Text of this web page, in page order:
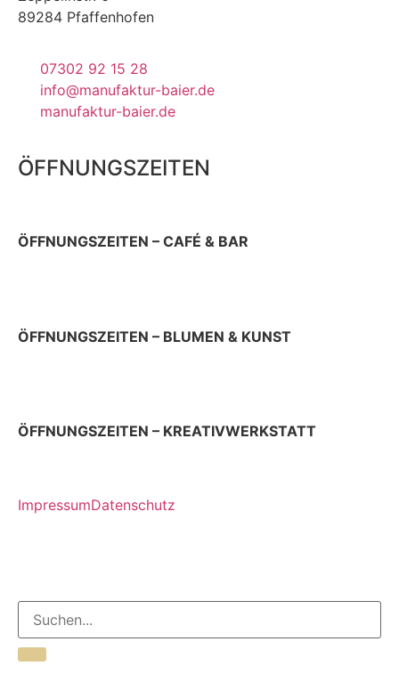
89284 Pfaffenhofen
07302 92 15 28
info@manufaktur-baier.de
manufaktur-baier.de
ÖFFNUNGSZEITEN
ÖFFNUNGSZEITEN – CAFÉ & BAR
ÖFFNUNGSZEITEN – BLUMEN & KUNST
ÖFFNUNGSZEITEN – KREATIVWERKSTATT
ImpressumDatenschutz